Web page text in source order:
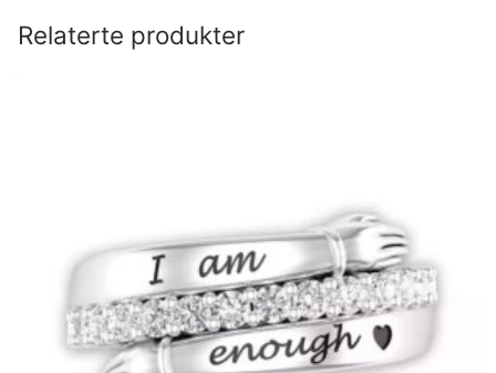
Relaterte produkter